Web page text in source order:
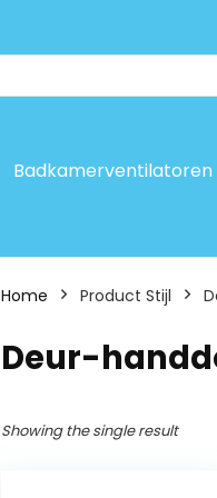
Badkamerventilatoren
Home Product Stijl
‎Deur-
Showing the single result